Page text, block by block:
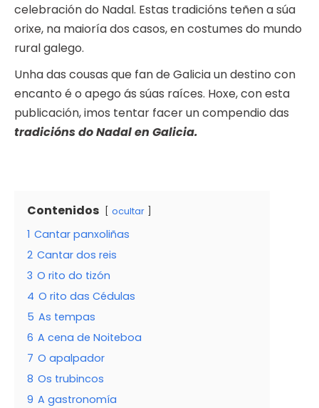
celebración do Nadal. Estas tradicións teñen a súa
orixe, na maioría dos casos, en costumes do mundo
rural galego.
Unha das cousas que fan de Galicia un destino con
encanto é o apego ás súas raíces. Hoxe, con esta
publicación, imos tentar facer un compendio das
tradicións do Nadal en Galicia.
Contenidos ocultar
1 Cantar panxoliñas
2 Cantar dos reis
3 O rito do tizón
4 O rito das Cédulas
5 As tempas
6 A cena de Noiteboa
7 O apalpador
8 Os trubincos
9 A gastronomía